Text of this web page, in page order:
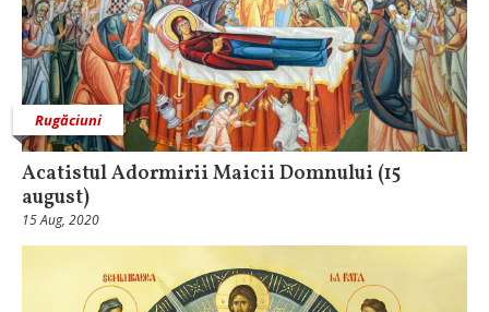
Rugăciuni
Acatistul Adormirii Maicii Domnului (15
august)
15 Aug, 2020